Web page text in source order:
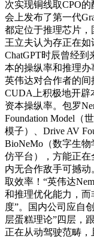
次实现铜线取CPO
会上发布了第一代
都定位于推理芯片
王立夫认为存正在
ChatGPT时辰曾经
本的操纵率和推理
英伟达对合作者的
CUDA上积极地开辟
资本操纵率。包罗
Foundation Model（
模子）、Drive AV
BioNeMo（数字生
仿平台），方能正
内无合作敌手可撼
取效率！“英伟达
和推理优化能力，
度”。国内公司应自
层蛋糕理论”四层，
正在从动驾驶范畴